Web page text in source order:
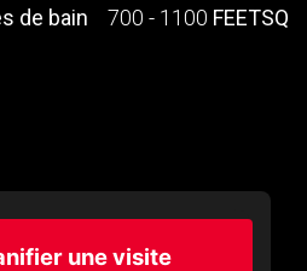
de bain 700 - 1100 FEETSQ
une visite